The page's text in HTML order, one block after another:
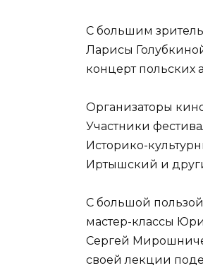
С большим
Ларисы
концерт польских
Организаторы
Участники
Историко-
Иртышский и
С большой
мастер-классы
Сергей
своей лекции